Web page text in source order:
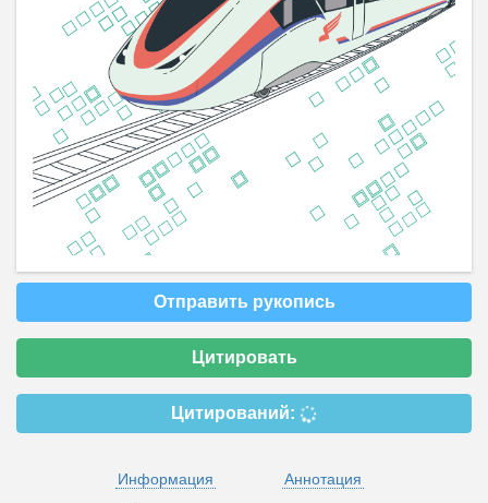
Отправить рукопись
Цитировать
Цитирований:
Информация
Аннотация